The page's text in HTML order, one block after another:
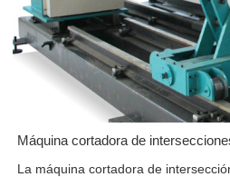
Máquina cortadora de
La máquina cortadora de